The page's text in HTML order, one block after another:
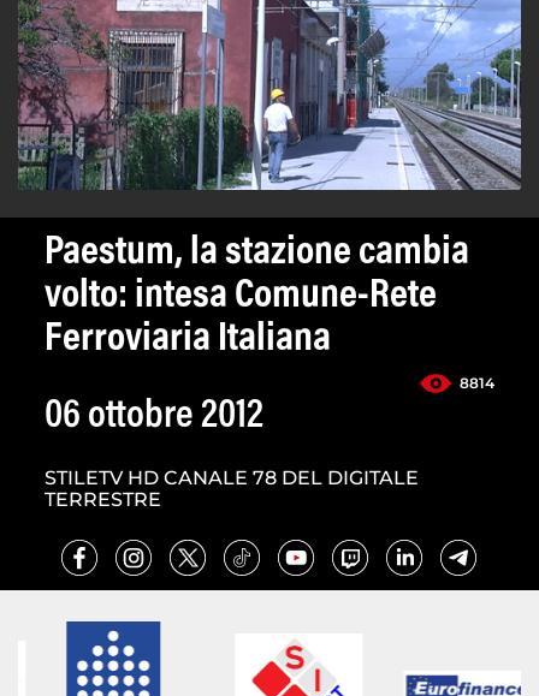
Paestum, la stazione cambia
volto: intesa Comune-Rete
Ferroviaria Italiana
8814
06 ottobre 2012
STILETV HD CANALE 78 DEL DIGITALE
TERRESTRE